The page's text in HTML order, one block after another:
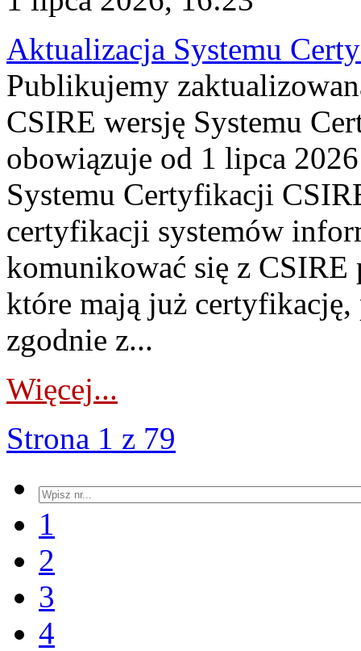
Aktualizacja Systemu
Publikujemy
CSIRE wersję Systemu
obowiązuje od 1 lipca
Systemu Certyfikacji
certyfikacji systemów
komunikować się z
które mają już
zgodnie z...
Więcej...
Strona 1 z 79
1
2
3
4